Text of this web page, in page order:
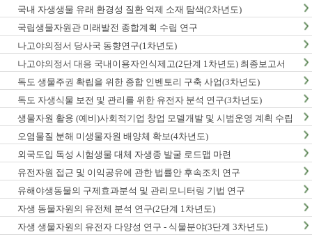
국내 자생생물 유래 환경성 질환 억제 소재 탐색(2차년도)
국립생물자원관 미래발전 종합계획 수립 연구
나고야의정서 당사국 동향연구(1차년도)
나고야의정서 대응 국내이용자인식제고(2단계 1차년도) 최종보고서
독도 생물주권 확립을 위한 종합 인벤토리 구축 사업(3차년도)
독도 자생식물 보전 및 관리를 위한 유전자 분석 연구(3차년도)
생물자원 활용 (예비)사회적기업 창업 모델개발 및 시범운영 계획 수립
오염물질 분해 미생물자원 배양체 확보(4차년도)
외국도입 독성 시험생물 대체 자생종 발굴 로드맵 마련
유전자원 접근 및 이익공유에 관한 법률안 후속조치 연구
유해야생동물의 구제효과분석 및 관리모니터링 기법 연구
자생 동물자원의 유전체 분석 연구(2단계 1차년도)
자생 생물자원의 유전자 다양성 연구 - 식물분야(3단계 3차년도)